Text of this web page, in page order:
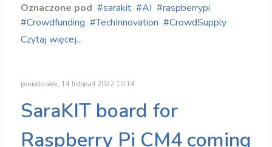
Oznaczone pod
sarakit AI
raspberrypi
Crowdfunding
TechInnovation
CrowdSupply
Czytaj więcej...
poniedziałek, 14 listopad 2022 10:14
SaraKIT board for
Raspberry Pi CM4 coming